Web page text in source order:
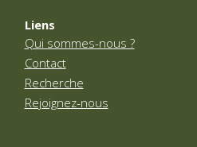
Liens
Qui sommes-nous ?
Contact
Recherche
Rejoignez-nous